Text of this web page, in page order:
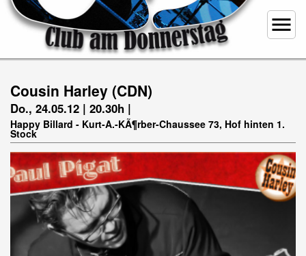
menu
Cousin Harley (CDN)
Do., 24.05.12 | 20.30h |
Happy Billard - Kurt-A.-KÃ¶rber-Chaussee 73, Hof hinten 1.
Stock